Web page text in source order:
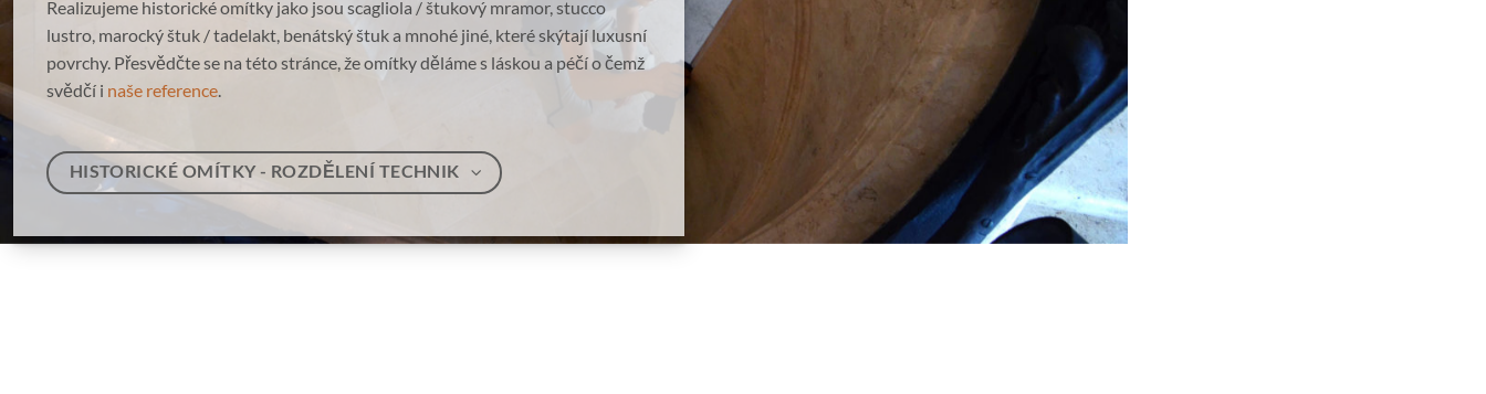
Vápenné omítkypodle historických receptur dodávané naší firmou mají přírodní
povrch a svým složením se jedná o zcela nezávadné minerální materiály známé
už v antice. Neobsahují žádné těkavé látky, jsou bez zápachu a díky obsahu
Dodáme do vašeho interiéru či exteriéru adekvátní vápennou omítku ať už se
bude jednat o vnitřní omítku stucco lustro nebo vnější omítku sgrafito.